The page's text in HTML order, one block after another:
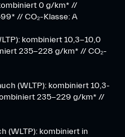
0 g/km* //
// CO₂-Klasse: A
kombiniert 10,3-10,0
235-228 g/km* // CO₂-
(WLTP): kombiniert 10,3-
235-229 g/km* //
(WLTP): kombiniert in